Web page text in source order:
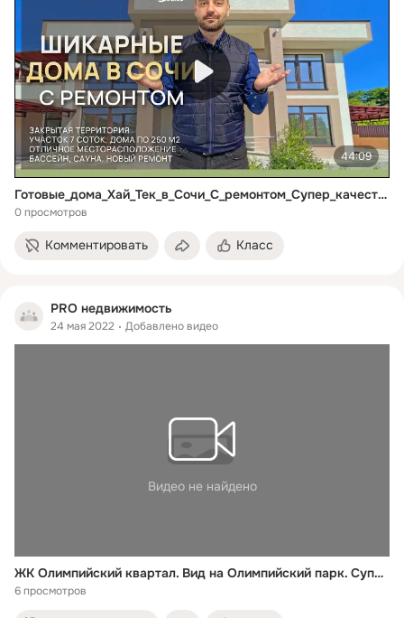
44:09
Готовые_дома_Хай_Тек_в_Сочи_С_ремонтом_Супер_качество_
0 просмотров
Комментировать Класс
PRO недвижимость
24 мая 2022 Добавлено видео
Видео не найдено
ЖК Олимпийский квартал. Вид на Олимпийский парк. Супер цена.
6 просмотров